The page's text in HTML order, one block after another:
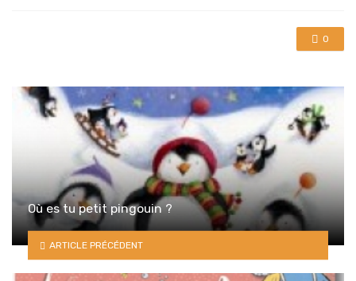
0
Où es tu petit pingouin ?
ARTICLE PRÉCÉDENT